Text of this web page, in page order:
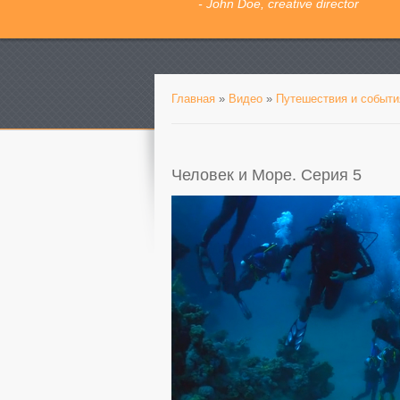
- John Doe, creative director
Главная » Видео » Путешествия и
Человек и Море. Серия 5